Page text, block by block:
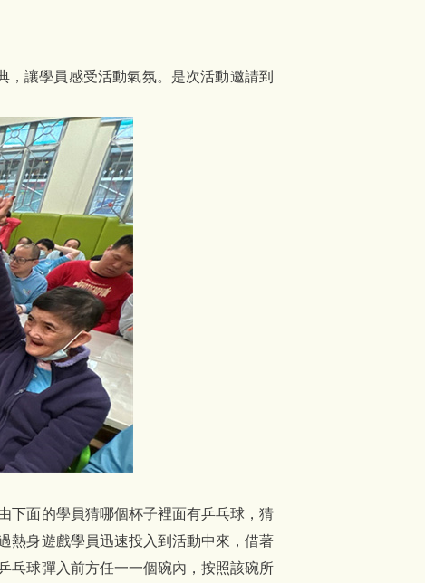
讓學員感受活動氣氛。是次活動邀請到
下面的學員猜哪個杯子裡面有乒乓球，猜
熱身遊戲學員迅速投入到活動中來，借著
乓球彈入前方任一一個碗內，按照該碗所